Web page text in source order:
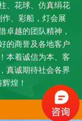
、花球、仿真绢花
、彩船，灯会展
卓越的团队精神，
的商誉及各地客户
本着诚信为本、客
真诚期待社会各界
煌！